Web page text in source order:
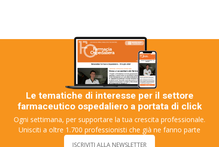
Le tematiche di interesse per il settore
farmaceutico ospedaliero a portata di click
Ogni settimana, per supportare la tua crescita professionale.
Unisciti a oltre 1.700 professionisti che già ne fanno parte
ISCRIVITI ALLA NEWSLETTER